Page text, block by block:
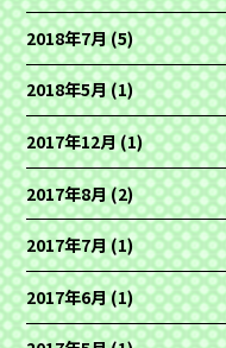
2018年7月(5)
2018年5月(1)
2017年12月(1)
2017年8月(2)
2017年7月(1)
2017年6月(1)